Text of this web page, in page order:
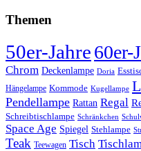
Themen
50er-Jahre60er-
Chrom Deckenlampe Doria
Hängelampe Kommode Kugellampe
Pendellampe Rattan Regal
Schreibtischlampe Schränkchen
Space Age Spiegel Stehlampe
Teak Teewagen Tisch